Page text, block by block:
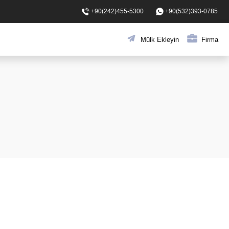
+90(242)455-5300 +90(532)393-0785
Mülk Ekleyin Firma